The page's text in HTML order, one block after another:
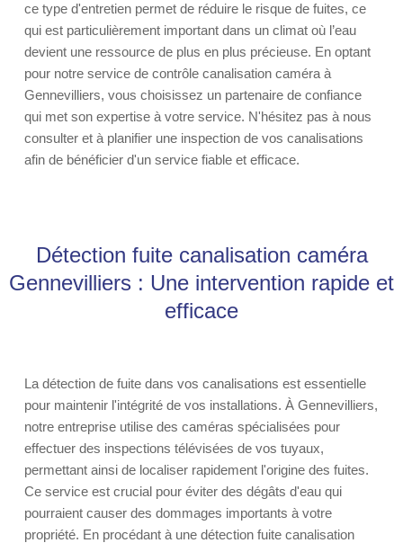
ce type d'entretien permet de réduire le risque de fuites, ce
qui est particulièrement important dans un climat où l’eau
devient une ressource de plus en plus précieuse. En optant
pour notre service de contrôle canalisation caméra à
Gennevilliers, vous choisissez un partenaire de confiance
qui met son expertise à votre service. N'hésitez pas à nous
consulter et à planifier une inspection de vos canalisations
afin de bénéficier d'un service fiable et efficace.
Détection fuite canalisation caméra
Gennevilliers : Une intervention rapide et
efficace
La détection de fuite dans vos canalisations est essentielle
pour maintenir l'intégrité de vos installations. À Gennevilliers,
notre entreprise utilise des caméras spécialisées pour
effectuer des inspections télévisées de vos tuyaux,
permettant ainsi de localiser rapidement l'origine des fuites.
Ce service est crucial pour éviter des dégâts d'eau qui
pourraient causer des dommages importants à votre
propriété. En procédant à une détection fuite canalisation